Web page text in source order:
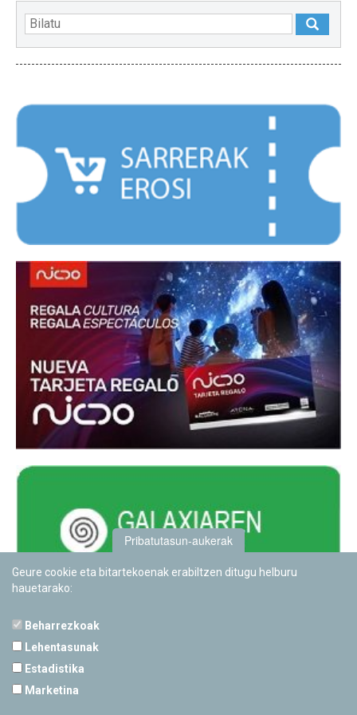
Pribatutasun-aukerak
Geure cookie eta bitartekoenak erabiltzen ditugu helburu
hauetarako:
Beharrezkoak
Lehentasunak
Estadistika
Marketina